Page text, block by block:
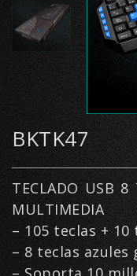
BKTK47
TECLADO USB 8
MULTIMEDIA
– 105 teclas +
– 8 teclas azules